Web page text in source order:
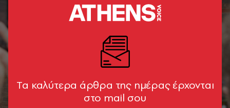
Tα καλύτερα άρθρα της ημέρας έρχονται
στο mail σου